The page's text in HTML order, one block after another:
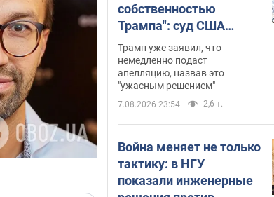
собственностью
Трампа": суд США
приостановил
строительство
бального зала
стоимостью 400 млн
долларов
Трамп уже заявил, что
немедленно подаст
апелляцию, назвав это
"ужасным решением"
7.08.2026 23:54 2,6 т.
Война меняет не только
тактику: в НГУ
показали инженерные